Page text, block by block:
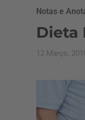
Notas e
Dieta
12 Março,